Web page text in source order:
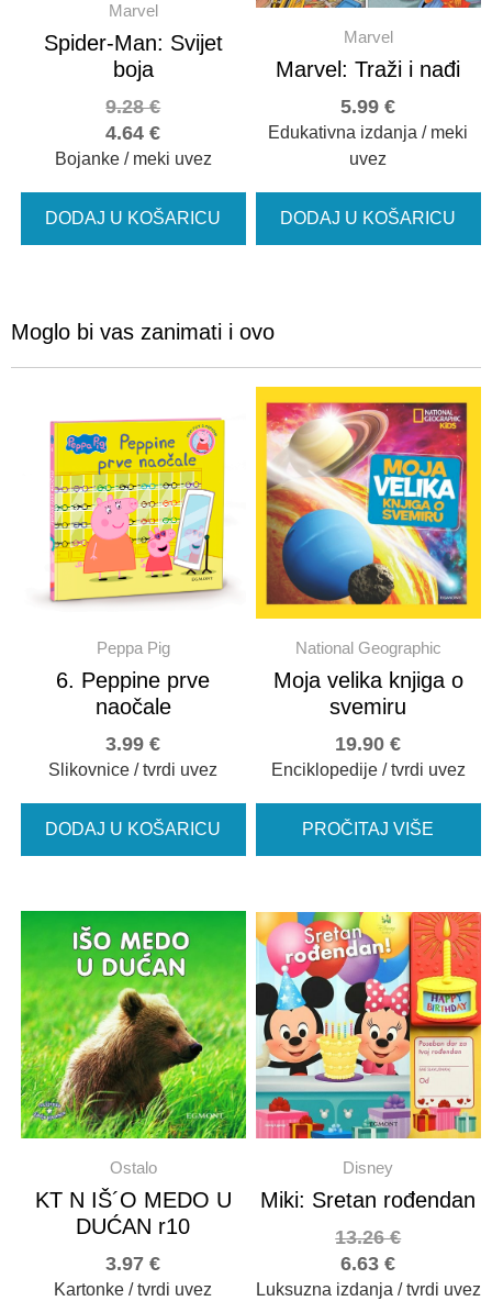
Marvel
Spider-Man: Svijet
boja
4.64€
9.28€
Bojanke / meki uvez
DODAJ U KOŠARICU
Marvel
Marvel: Traži i nađi
5.99€
Edukativna izdanja / meki
uvez
DODAJ U KOŠARICU
Moglo bi vas zanimati i ovo
Peppa Pig
6. Peppine prve
naočale
3.99€
Slikovnice / tvrdi uvez
DODAJ U KOŠARICU
National Geographic
Moja velika knjiga o
svemiru
19.90€
Enciklopedije / tvrdi uvez
PROČITAJ VIŠE
Ostalo
KT N IŠ´O MEDO U
DUĆAN r10
3.97€
Kartonke / tvrdi uvez
Disney
Miki: Sretan rođendan
6.63€
13.26€
Luksuzna izdanja / tvrdi uvez